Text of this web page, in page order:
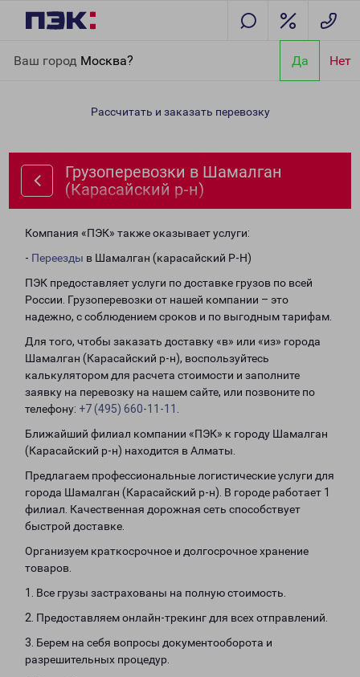
Ваш город Москва? Да Нет
(Карасайский р-н)
Рассчитать и заказать перевозку
Грузоперевозки в Шамалган
(Карасайский р-н)
Компания «ПЭК» также оказывает услуги:
- Переезды в Шамалган (карасайский Р-Н)
ПЭК предоставляет услуги по доставке грузов по всей
России. Грузоперевозки от нашей компании – это
надежно, с соблюдением сроков и по выгодным тарифам.
Для того, чтобы заказать доставку «в» или «из» города
Шамалган (Карасайский р-н), воспользуйтесь
калькулятором для расчета стоимости и заполните
заявку на перевозку на нашем сайте, или позвоните по
телефону: +7 (495) 660-11-11
Ближайший филиал компании «ПЭК» к городу Шамалган
(Карасайский р-н) находится в Алматы.
Предлагаем профессиональные логистические услуги для
города Шамалган (Карасайский р-н). В городе работает 1
филиал. Качественная дорожная сеть способствует
быстрой доставке.
Организуем краткосрочное и долгосрочное хранение
товаров.
1. Все грузы застрахованы на полную стоимость.
2. Предоставляем онлайн-трекинг для всех отправлений.
3. Берем на себя вопросы документооборота и
разрешительных процедур.